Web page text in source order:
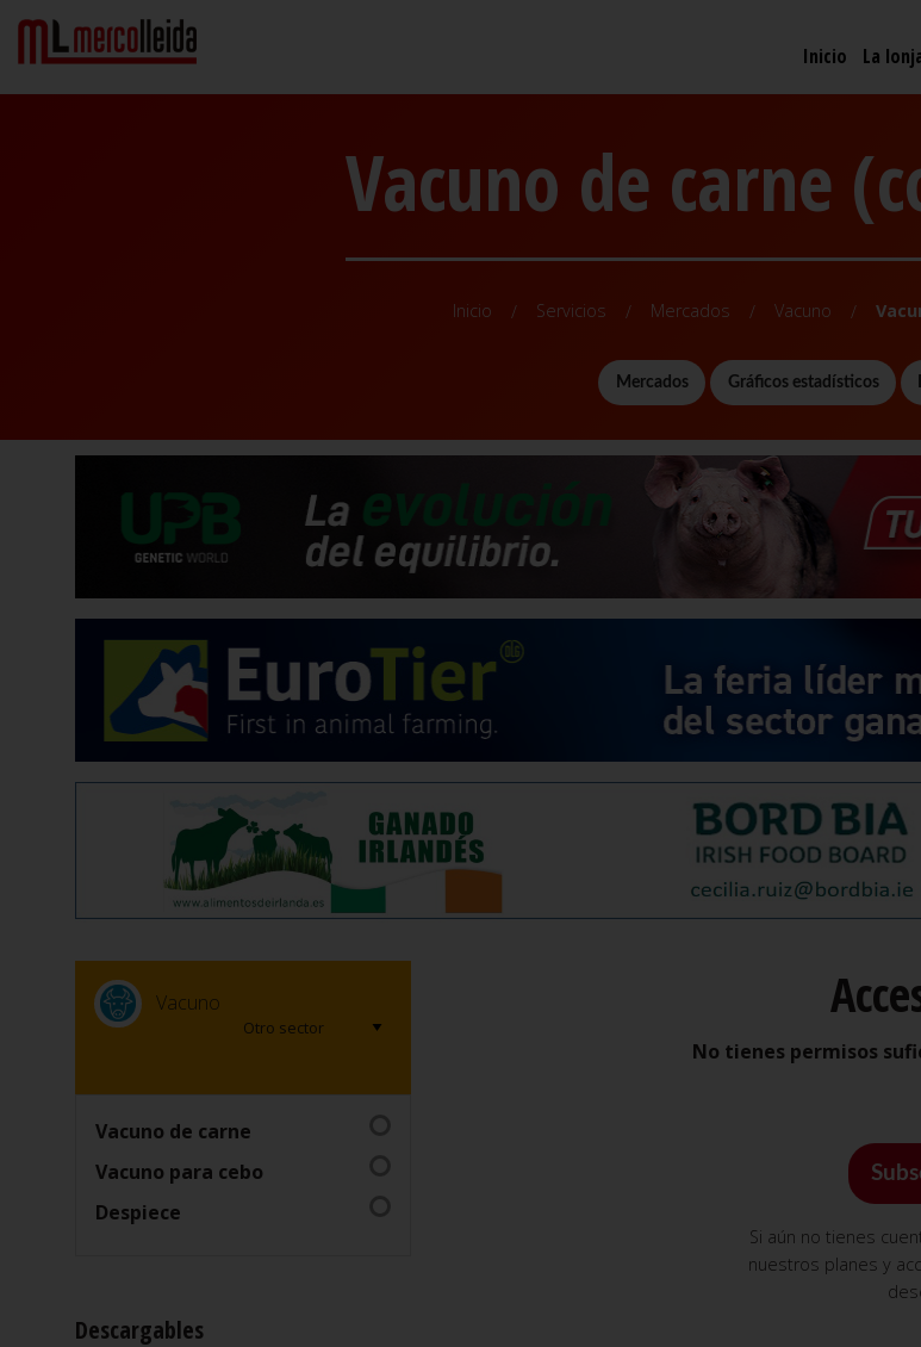
Inicio La
Vacuno de carne
Inicio Servicios Mercados Vacuno
Mercados Gráficos estadísticos
Vacuno
Vacuno de carne
Vacuno para cebo
Despiece
Descargables
No tienes permisos
Si aún no tienes
nuestros planes y